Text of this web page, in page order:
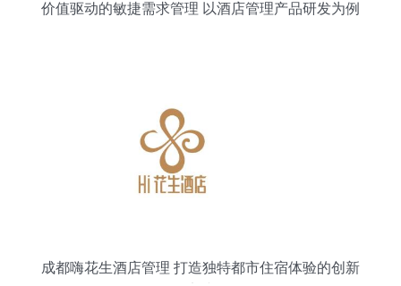
价值驱动的敏捷需求管理 以酒店管理产品研发为例
成都嗨花生酒店管理 打造独特都市住宿体验的创新